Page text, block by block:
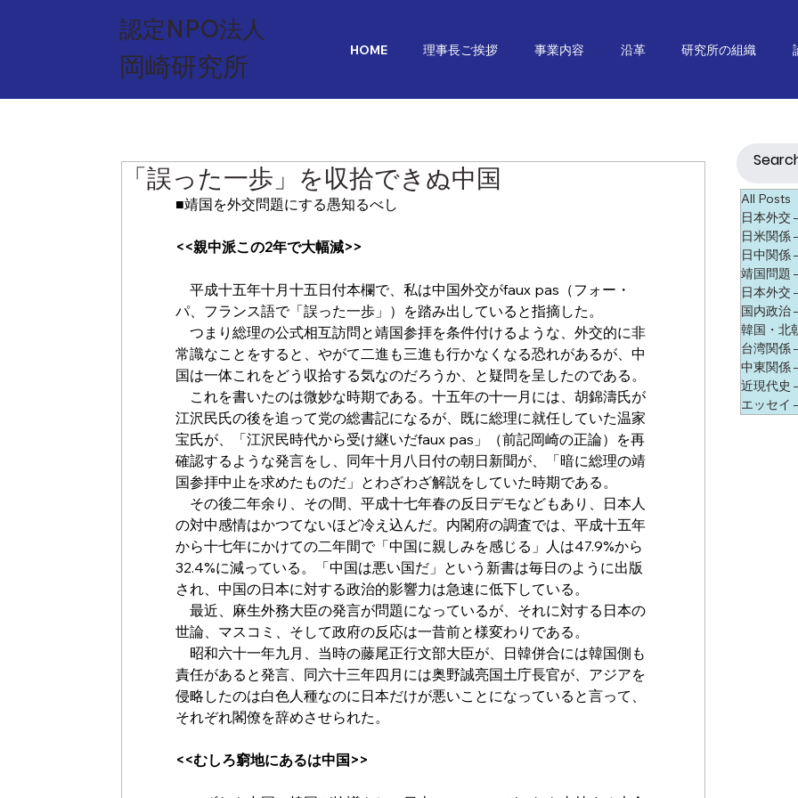
HOME 理事長ご挨拶 事業内容 沿革 研究所の組織
認定NPO法人
​岡崎研究所
「誤った一歩」を収拾できぬ中国
■靖国を外交問題にする愚知るべし
<<親中派この2年で大幅減>>
平成十五年十月十五日付本欄で、私は中国外交がfaux pas（フォー・
パ、フランス語で「誤った一歩」）を踏み出していると指摘した。
つまり総理の公式相互訪問と靖国参拝を条件付けるような、外交的に非
常識なことをすると、やがて二進も三進も行かなくなる恐れがあるが、中
国は一体これをどう収拾する気なのだろうか、と疑問を呈したのである。
これを書いたのは微妙な時期である。十五年の十一月には、胡錦濤氏が
江沢民氏の後を追って党の総書記になるが、既に総理に就任していた温家
宝氏が、「江沢民時代から受け継いだfaux pas」（前記岡崎の正論）を再
確認するような発言をし、同年十月八日付の朝日新聞が、「暗に総理の靖
国参拝中止を求めたものだ」とわざわざ解説をしていた時期である。
その後二年余り、その間、平成十七年春の反日デモなどもあり、日本人
の対中感情はかつてないほど冷え込んだ。内閣府の調査では、平成十五年
から十七年にかけての二年間で「中国に親しみを感じる」人は47.9%から
32.4%に減っている。「中国は悪い国だ」という新書は毎日のように出版
され、中国の日本に対する政治的影響力は急速に低下している。
最近、麻生外務大臣の発言が問題になっているが、それに対する日本の
世論、マスコミ、そして政府の反応は一昔前と様変わりである。
昭和六十一年九月、当時の藤尾正行文部大臣が、日韓併合には韓国側も
責任があると発言、同六十三年四月には奥野誠亮国土庁長官が、アジアを
侵略したのは白色人種なのに日本だけが悪いことになっていると言って、
それぞれ閣僚を辞めさせられた。
<<むしろ窮地にあるは中国>>
All Posts
日本外
日米関係
日中関係
靖国問題
日本外
国内政治
韓国・北
台湾関係
中東関係
近現代史
エッセイ